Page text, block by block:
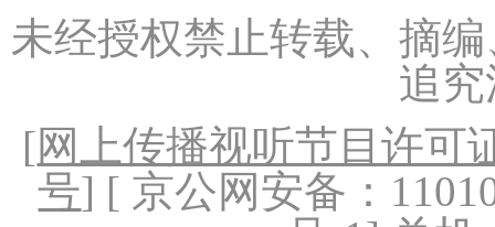
未经授权禁止转载、摘
追
[网上传播视听节目许可
号] [ 京公网安备：